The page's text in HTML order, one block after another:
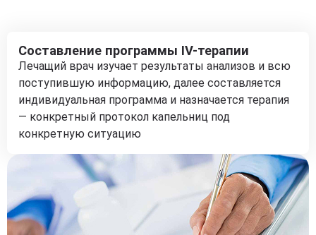
Составление программы IV-терапии
Лечащий врач изучает результаты анализов и всю
поступившую информацию, далее составляется
индивидуальная программа и назначается терапия
— конкретный протокол капельниц под
конкретную ситуацию